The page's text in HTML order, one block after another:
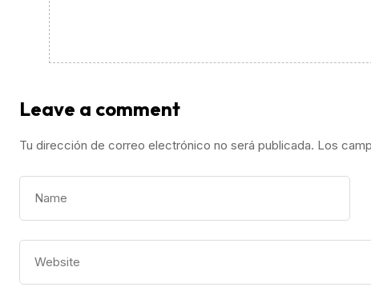
Leave a comment
Tu dirección de correo electrónico no será publicada. Los